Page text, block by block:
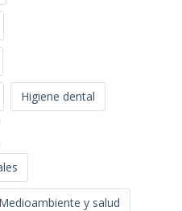
Higiene dental
Medioambiente y salud